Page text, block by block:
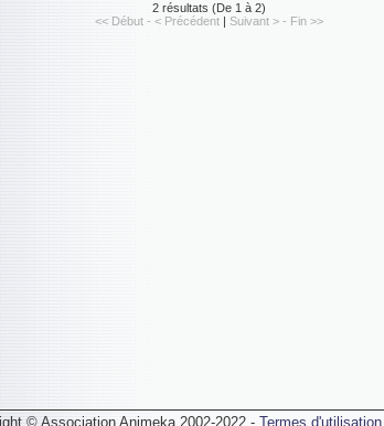
2 résultats (De 1 à 2)
<< Début - < Précédent | Suivant > - Fin >>
© Association Animeka 2002-2022 - Termes d'utilisation